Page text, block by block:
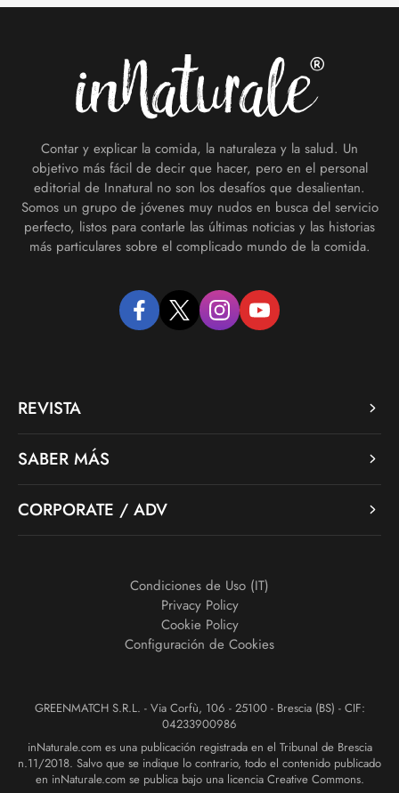
Contar y explicar la comida, la naturaleza y la salud. Un
objetivo más fácil de decir que hacer, pero en el personal
editorial de Innatural no son los desafíos que desalientan.
Somos un grupo de jóvenes muy nudos en busca del servicio
perfecto, listos para contarle las últimas noticias y las historias
más particulares sobre el complicado mundo de la comida.
facebooktwitter instagramyoutube
REVISTA
SABER MÁS
CORPORATE / ADV
Condiciones de Uso (IT)
Privacy Policy
Cookie Policy
Configuración de Cookies
GREENMATCH S.R.L. - Via Corfù, 106 - 25100 - Brescia (BS) - CIF:
04233900986
inNaturale.com es una publicación registrada en el Tribunal de Brescia
n.11/2018. Salvo que se indique lo contrario, todo el contenido publicado
en inNaturale.com se publica bajo una licencia Creative Commons.